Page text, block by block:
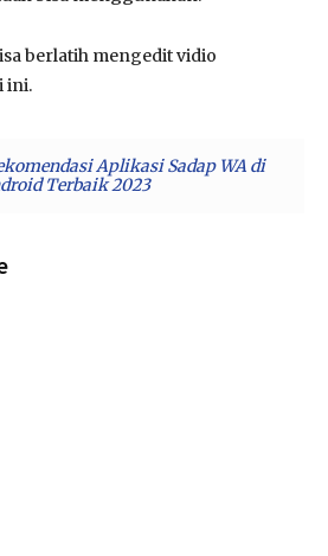
berlatih mengedit vidio
ini.
Aplikasi Sadap WA di
Terbaik 2023